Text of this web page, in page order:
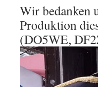
Wir bedanken
Produktion
(DO5WE,